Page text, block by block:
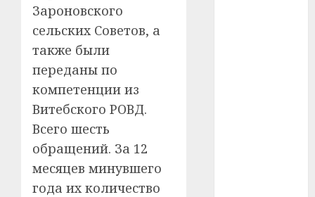
Зароновского
сельских Советов, а
также были
переданы по
компетенции из
Витебского РОВД.
Всего шесть
обращений. За 12
месяцев минувшего
года их количество